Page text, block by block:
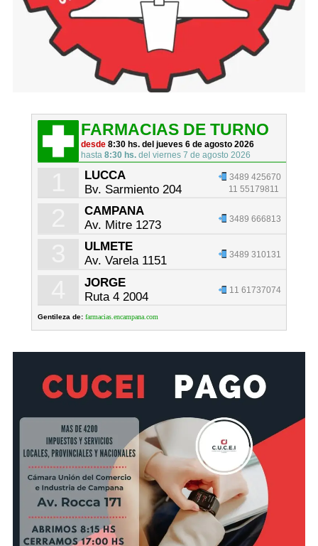
FARMACIAS DE TURNO
desde8:30 hs. del jueves 6 de agosto 2026
hasta8:30 hs. del viernes 7 de agosto 2026
LUCCA
Bv. Sarmiento 204
3489 425670
11 55179811
CAMPANA
Av. Mitre 1273
3489 666813
ULMETE
Av. Varela 1151
3489 310131
JORGE
Ruta 4 2004
11 61737074
Gentileza de: farmacias.encampana.com